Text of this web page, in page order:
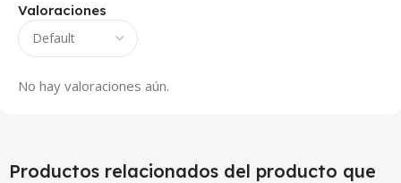
Valoraciones
No hay valoraciones aún.
Productos relacionados del producto que